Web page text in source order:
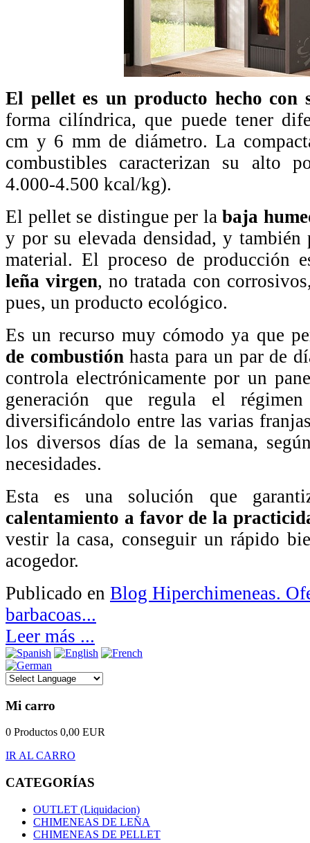
El pellet es un producto hecho con
forma cilíndrica, que puede tener
cm y 6 mm de diámetro. La
combustibles caracterizan su alto
4.000-4.500 kcal/kg).
El pellet se distingue per labaja
y por su elevada densidad, y
material. El proceso de producción
leña virgen, no tratada con
pues, un producto ecológico.
Es un recurso muy cómodo ya que
de combustión hasta para un par de
controla electrónicamente por un
generación que regula el
diversificándolo entre las varias
los diversos días de la semana,
necesidades.
Esta es una solución que
calentamiento a favor de la
vestir la casa, conseguir un rápido
acogedor.
Publicado en Blog Hiperchimeneas.
barbacoas...
Leer más ...
Mi carro
0 Productos 0,00 EUR
IR AL CARRO
CATEGORÍAS
OUTLET (Liquidacion)
CHIMENEAS DE LEÑA
CHIMENEAS DE PELLET